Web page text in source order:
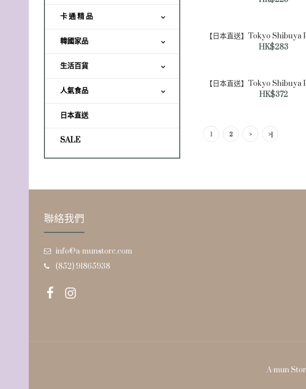
卡 通 精 品
韓國家品
生活百貨
人氣食品
日本直送
SALE
HK$283
HK$372
1 2 > >|
聯絡我們
info@a-munstore.com
(852) 91865938
A-mun